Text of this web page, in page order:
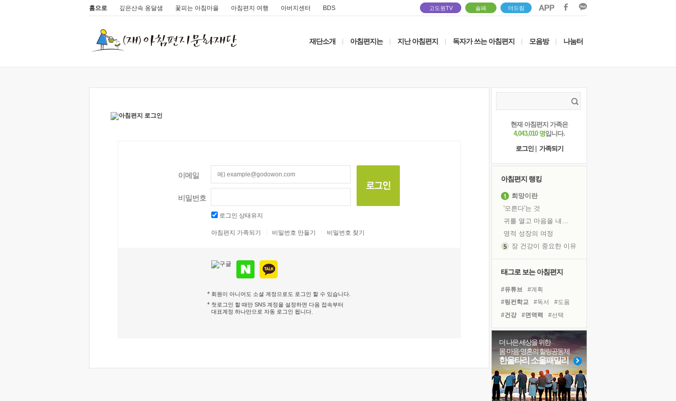
홈으로 깊은산속 옹달샘 꽃피는 아침마을 아침편지 여행 아버지센터 BDS 고도원TV 솔패 더드림
재단소개 아침편지는 지난 아침편지 독자가 쓰는 아침편지 모음방 나눔터
이메일
비밀번호
로그인 상태유지
아침편지 가족되기 비밀번호 만들기 비밀번호 찾기
회원이 아니어도 소셜 계정으로도 로그인 할 수 있습니다.
첫로그인 할 때만 SNS 계정을 설정하면 다음 접속부터
대표계정 하나만으로 자동 로그인 됩니다
현재 아침편지 가족은
4,043,010 명입니다.
로그인
가족되기
아침편지 랭킹
희망이란
'모른다'는 것
귀를 열고 마음을 내어주고
영적 성장의 여정
장 건강이 중요한 이유
흙이 된 몸으로 출근하는 여자
꿈이 실제가 되는 것
'말 타는 법'을 먼저
졸업식 사진을 보며
극심한 변비, 어깨결림, 수면 장애
아픈 아버지를 위한 공간 설계
슬럼프
태그로 보는 아침편지
#유튜브
#계획
#링컨학교
#독서
#도움
#건강
#면역력
#선택
#바이러스
#아이들
#삶
#비전캠프
#위기
#명상
#나눔
#극복
#다짐
#경험
#독서캠프
#사람
#희망
더 나은 세상을 위한
몸·마음·영혼의 힐링공동체
한울타리 소울패밀리